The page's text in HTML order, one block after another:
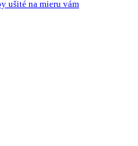
ušité na mieru vám